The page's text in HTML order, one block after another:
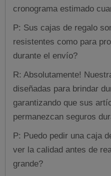
cronograma estimado
P: Sus cajas de regalo
resistentes como para
durante el envío?
R: Absolutamente!
diseñadas para brindar
garantizando que sus
permanezcan seguros
P: Puedo pedir una caja
ver la calidad antes de
grande?